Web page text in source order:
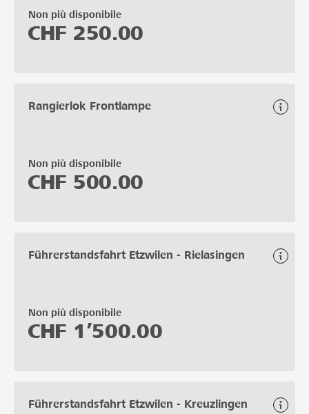
Non più disponibile
CHF 250.00
Rangierlok Frontlampe
Non più disponibile
CHF 500.00
Führerstandsfahrt Etzwilen - Rielasingen
Non più disponibile
CHF 1’500.00
Führerstandsfahrt Etzwilen - Kreuzlingen